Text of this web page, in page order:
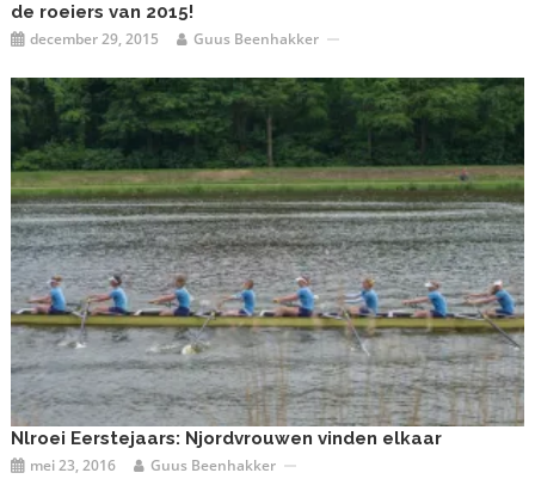
de roeiers van 2015!
december 29, 2015 Guus Beenhakker
Nlroei Eerstejaars: Njordvrouwen vinden elkaar
mei 23, 2016 Guus Beenhakker